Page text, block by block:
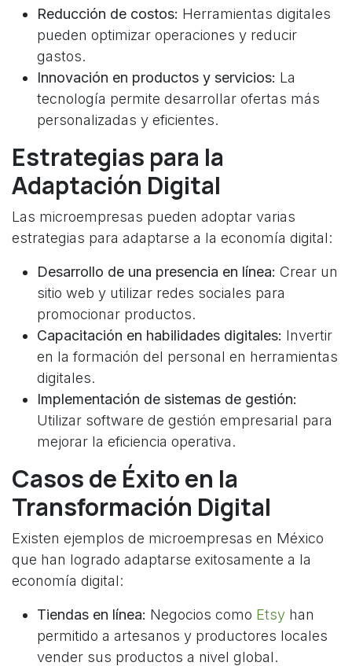
Reducción de costos: Herramientas digitales
pueden optimizar operaciones y reducir
gastos.
Innovación en productos y servicios: La
tecnología permite desarrollar ofertas más
personalizadas y eficientes.
Estrategias para la
Adaptación Digital
Las microempresas pueden adoptar varias
estrategias para adaptarse a la economía digital:
Desarrollo de una presencia en línea: Crear un
sitio web y utilizar redes sociales para
promocionar productos.
Capacitación en habilidades digitales: Invertir
en la formación del personal en herramientas
digitales.
Implementación de sistemas de gestión:
Utilizar software de gestión empresarial para
mejorar la eficiencia operativa.
Casos de Éxito en la
Transformación Digital
Existen ejemplos de microempresas en México
que han logrado adaptarse exitosamente a la
economía digital:
Tiendas en línea: Negocios como Etsy han
permitido a artesanos y productores locales
vender sus productos a nivel global.